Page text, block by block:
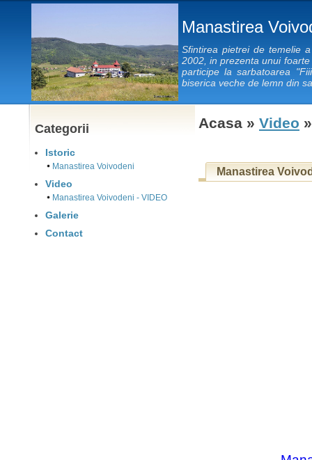
Manastirea
Sfintirea pietrei de temelie
2002, in prezenta unui
participe la sarbatoarea
biserica veche de lemn din
Categorii
Istoric
Manastirea Voivodeni
Video
Manastirea Voivodeni - VIDEO
Galerie
Contact
Acasa » Video »
Manastirea